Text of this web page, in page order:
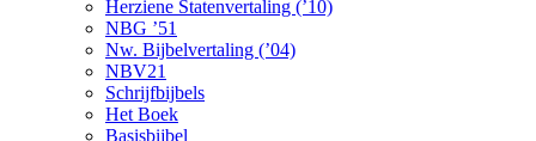
Herziene Statenvertaling (’10)
NBG ’51
Nw. Bijbelvertaling (’04)
NBV21
Schrijfbijbels
Het Boek
Basisbijbel